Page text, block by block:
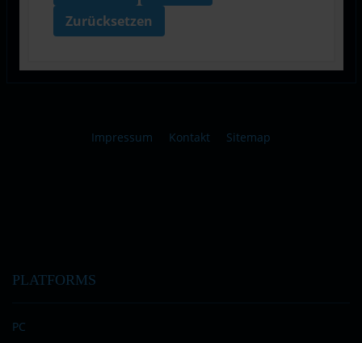
Zurücksetzen
Impressum Kontakt Sitemap
PLATFORMS
PC